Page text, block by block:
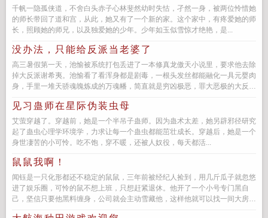
千帆一隐孤侠道，不舍白头赤子心林斐然幼时失怙，孑然一身，被两位怜惜她
的师长带回了道和宫，从此，她又有了一个新的家。这个家中，有疼爱她的师
长，照顾她的师兄，以及独爱她的少年。少年如玉似雪惊才绝艳，是...
没办法，只能给反派当老婆了
高三暑假第一天，池愉被系统打包丢进了一本修真龙傲天小说里，要求他去除
掉大反派谢希夷。池愉看了看浑身都是剧毒，一根头发丝都能融化一具元婴肉
身，手里一堆天骄魂魄炼成的万魂幡，简直就是穷凶极恶，罪大恶极的大反
见习蛊师在星际伪装虫母
艾萤穿越了。穿越前，她是一个半吊子蛊师。因为蛊术太差，她另辟邪径研究
起了蛊虫心理学环境学，力求让每一个蛊虫都能茁壮成长。穿越后，她是一个
身世凄苦的小可怜。吃不饱，穿不暖，还被人奴役，每天都活...
鼠鼠我啊！
闻钰是一只化形都还不稳定的鼠鼠，三年前被经纪人捡到，用几斤瓜子就忽悠
进了娱乐圈，可怜的鼠不想上班，只想赶紧退休。他开了一个小号专门黑自
己，坚信只要他黑料缠身，公司就会主动雪藏他，这样他就可以找一间大房子